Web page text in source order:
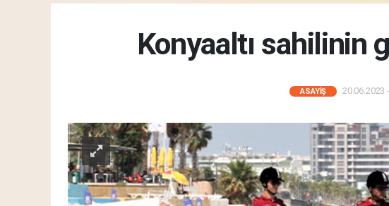
Konyaaltı sahilinin
ASAYIŞ 20.06.2023